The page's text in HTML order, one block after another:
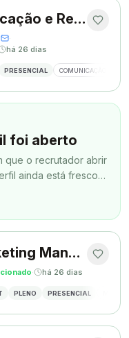
Especialista em Comunicação e Relações Públicas
·
há 26 dias
PRESENCIAL COMUNICAÇÃO
foi aberto
que o recrutador abrir
ainda está fresco
Content Creator & Marketing Manager
· há 26 dias
PLENO PRESENCIAL